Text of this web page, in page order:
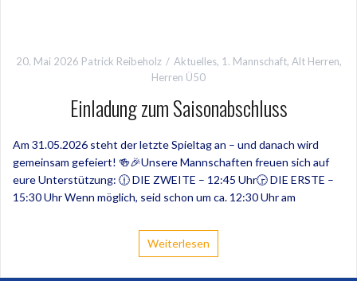
20. Mai 2026 Patrick Reibeholz Aktuelles, 1. Mannschaft, Alt Herren,
Herren Ü50
Einladung zum Saisonabschluss
Am 31.05.2026 steht der letzte Spieltag an – und danach wird
gemeinsam gefeiert! 🍻🎉Unsere Mannschaften freuen sich auf
eure Unterstützung: 🕧 DIE ZWEITE – 12:45 Uhr🕞 DIE ERSTE –
15:30 Uhr Wenn möglich, seid schon um ca. 12:30 Uhr am
Weiterlesen